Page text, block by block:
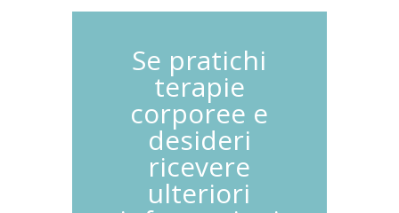
Se pratichi
terapie
corporee e
desideri
ricevere
ulteriori